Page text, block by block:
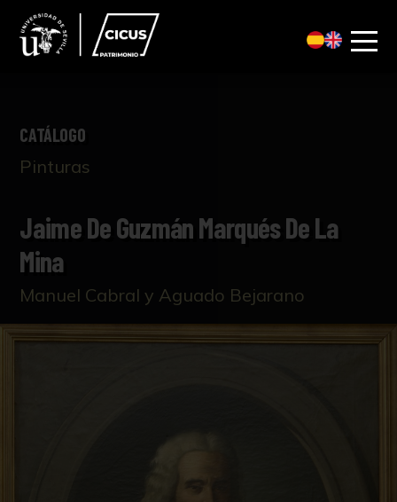
CATÁLOGO
Pinturas
Jaime De Guzmán Marqués De La
Mina
Manuel Cabral y Aguado Bejarano